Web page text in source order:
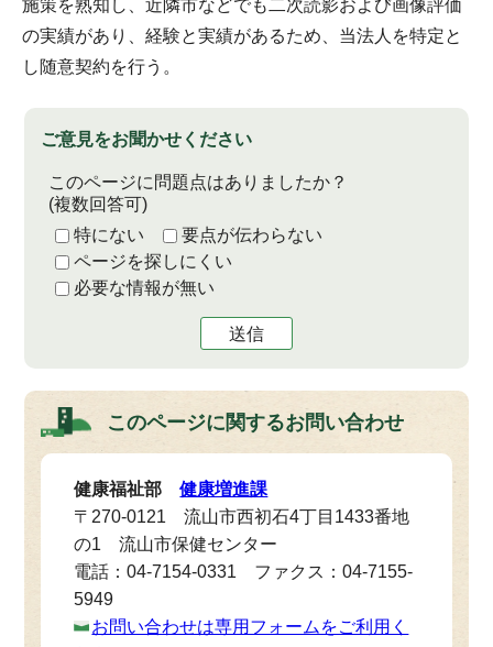
施策を熟知し、近隣市などでも二次読影および画像評価
の実績があり、経験と実績があるため、当法人を特定と
し随意契約を行う。
ご意見をお聞かせください
このページに問題点はありましたか？
(複数回答可)
特にない
要点が伝わらない
ページを探しにくい
必要な情報が無い
送信
このページに関するお問い合わせ
健康福祉部健康増進課
〒270-0121 流山市西初石4丁目1433番地
の1 流山市保健センター
電話：04-7154-0331 ファクス：04-7155-
5949
お問い合わせは専用フォームをご利用く